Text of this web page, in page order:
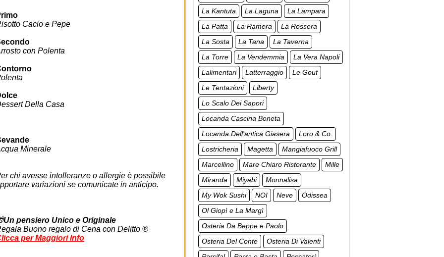
Cacio e Pepe
con Polenta
Della Casa
Minerale
chi avesse intolleranze o allergie è possibile
variazioni se comunicate in anticipo.
Un pensiero Unico e Originale
Buono regalo di Cena con Delitto ®
per Maggiori Info
La Kantuta
La Laguna
La Lampara
La Patta
La Ramera
La Rossera
La Sosta
La Tana
La Taverna
La Torre
La Vendemmia
La Vera Napoli
Lalimentari
Latterraggio
Le Gout
Le Tentazioni
Liberty
Lo Scalo Dei Sapori
Locanda Cascina Boneta
Locanda Dell'antica Giasera
Loro & Co.
Lostricheria
Magetta
Mangiafuoco Grill
Marcellino
Mare Chiaro Ristorante
Mille
Miranda
Miyabi
Monnalisa
My Wok Sushi
NOI Neve
Odissea
Ol Giopì e La Margì
Osteria Da Beppe e Paolo
Osteria Del Conte
Osteria Di Valenti